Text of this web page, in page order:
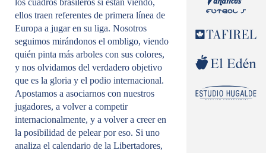
los cuadros brasileros sí están viendo,
ellos traen referentes de primera línea de
Europa a jugar en su liga. Nosotros
seguimos mirándonos el ombligo, viendo
quién pinta más arboles con sus colores,
y nos olvidamos del verdadero objetivo
que es la gloria y el podio internacional.
Apostamos a asociarnos con nuestros
jugadores, a volver a competir
internacionalmente, y a volver a creer en
la posibilidad de pelear por eso. Si uno
analiza el calendario de la Libertadores,